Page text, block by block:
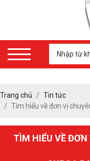
Trang chủ
Tin tức
Tìm hiểu về đơn vị
TÌM HIỂU VỀ ĐƠN